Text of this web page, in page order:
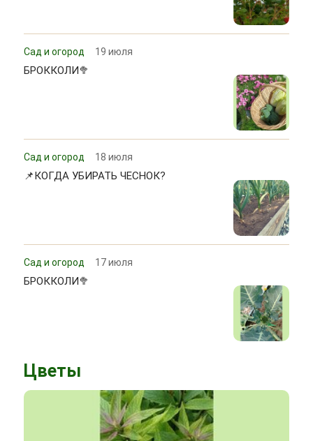
Сад и огород 19 июля
БРОККОЛИ🥦
Сад и огород 18 июля
📌КОГДА УБИРАТЬ ЧЕСНОК?
Сад и огород 17 июля
БРОККОЛИ🥦
Цветы